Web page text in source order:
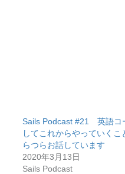
Sails Podcast #21 英語コ
してこれからやっていくこ
らつらお話しています
2020年3月13日
Sails Podcast